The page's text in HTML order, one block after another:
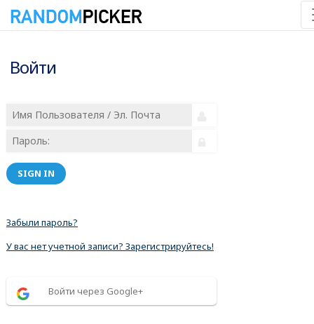
Войти
SIGN IN
Забыли пароль?
У вас нет учетной записи? Зарегистрируйтесь!
Войти через Google+